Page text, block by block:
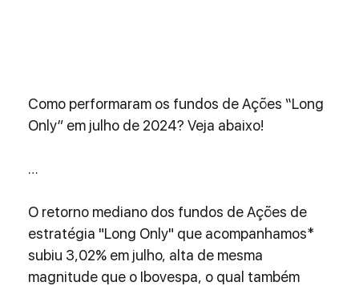
Como performaram os fundos de Ações “Long
Only” em julho de 2024? Veja abaixo!
…
O retorno mediano dos fundos de Ações de
estratégia "Long Only" que acompanhamos*
subiu 3,02% em julho, alta de mesma
magnitude que o Ibovespa, o qual também